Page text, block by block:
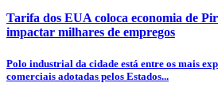
Tarifa dos EUA coloca economia de
impactar milhares de empregos
Polo industrial da cidade está entre os mais
comerciais adotadas pelos Estados...